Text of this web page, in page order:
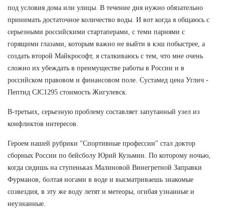
под условия дома или улицы. В течение дня нужно обязательно
принимать достаточное количество воды. И вот когда я общаюсь с
серьезными российскими стартаперами, с теми парнями с
горящими глазами, которым важно не выйти в кэш побыстрее, а
создать второй Майкрософт, я сталкиваюсь с тем, что мне очень
сложно их убеждать в преимуществе работы в России и в
российском правовом и финансовом поле. Сустамед цена Углич -
Пептид CJC1295 стоимость Жигулевск.
В-третьих, серьезную проблему составляет запутанный узел из
конфликтов интересов.
Героем нашей рубрики "Спортивные профессии" стал доктор
сборных России по бейсболу Юрий Кузьмин. По которому ночью,
когда сидишь на ступеньках Малиновой Винегретной Заправки
Фурманов, болтая ногами в воде и высматриваешь знакомые
созвездия, в эту же воду летят и метеоры, огибая узнанные и
неузнанные.